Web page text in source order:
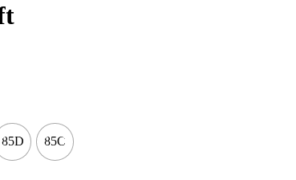
85D 85C